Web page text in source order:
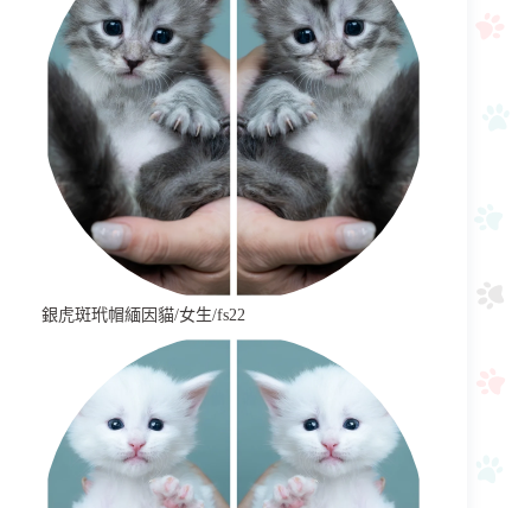
銀虎斑玳帽緬因貓/女生/fs22